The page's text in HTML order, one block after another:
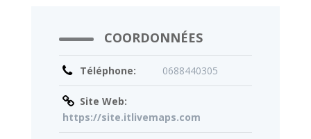
COORDONNÉES
Téléphone: 0688440305
Site Web:
https://site.itlivemaps.com